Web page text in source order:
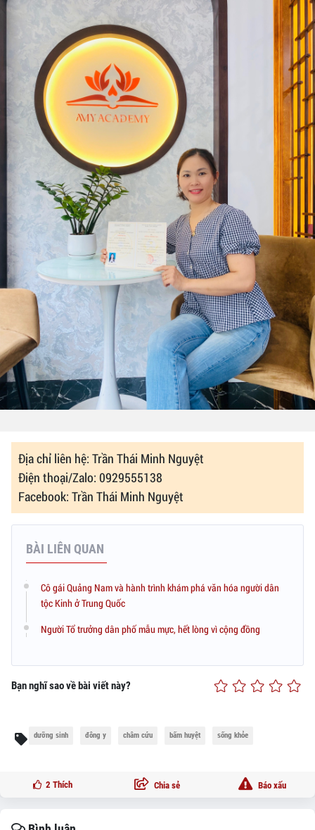
Địa chỉ liên hệ: Trần Thái Minh Nguyệt
Điện thoại/Zalo: 0929555138
Facebook: Trần Thái Minh Nguyệt
BÀI LIÊN QUAN
Cô gái Quảng Nam và hành trình khám phá văn hóa người dân
tộc Kinh ở Trung Quốc
Người Tổ trưởng dân phố mẫu mực, hết lòng vì cộng đồng
Bạn nghĩ sao về bài viết này?
dưỡng sinh đông y châm cứu bấm huyệt sống khỏe
2 Thích Chia sẻ Báo xấu